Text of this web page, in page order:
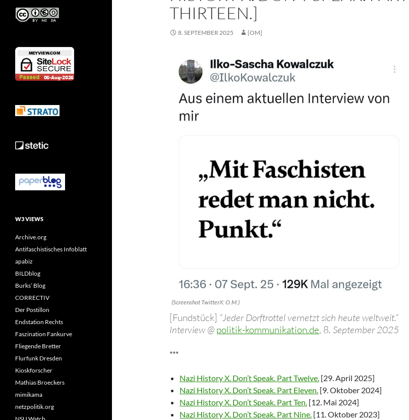
THIRTEEN.]
8. SEPTEMBER 2025 [OM]
(Screenshot TwitterX: O.M.)
[Fundstück] “Jeder Dorftrottel vernetzt sich heute weltweit.“
Interview @ politik-kommunikation.de, 8. September 2025
***
Nazi History X. Don’t Speak. Part Twelve. [29. April 2025]
Nazi History X. Don’t Speak. Part Eleven. [9. Oktober 2024]
Nazi History X. Don’t Speak. Part Ten. [12. Mai 2024]
Nazi History X. Don’t Speak. Part Nine. [11. Oktober 2023]
W3 VIEWS
Archive.org
Antifaschistisches Infoblatt
apabiz
BILDblog
Burks’ Blog
CORRECTIV
Der Postillon
Endstation Rechts
Faszination Fankurve
Fliegende Bretter
Flurfunk Dresden
Kioskforscher
Mathias Broeckers
mimikama
netzpolitik.org